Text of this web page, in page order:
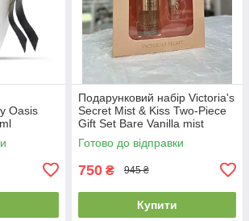
Oasis
Подарунковий набір Victoria's
Secret Mist & Kiss Two-Piece
Gift Set Bare Vanilla mist
75мл+ lip oil 3.2г
Готово до відправки
750 ₴ 945 ₴
Купити